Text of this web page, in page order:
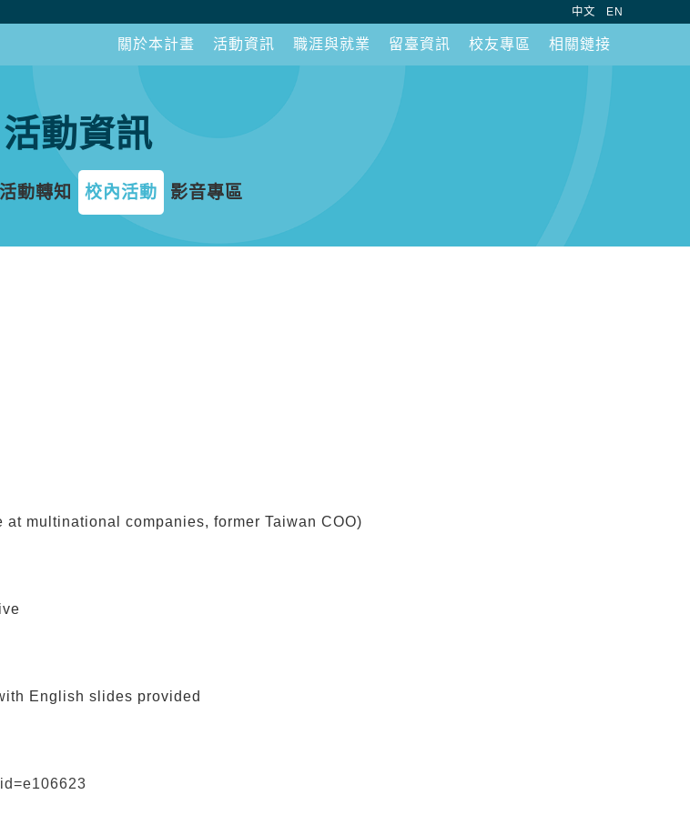
中文 EN
關於本計畫 活動資訊 職涯與就業 留臺資訊 校友專區 相關鏈接
活動資訊
活動轉知 校內活動 影音專區
multinational companies, former Taiwan COO)
English slides provided